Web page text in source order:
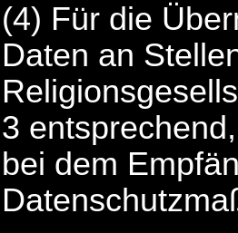
(4) Für die
Daten an
3
bei dem